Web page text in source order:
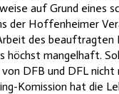
auf Grund eines
der Hoffenheimer
des beauftragten
höchst mangelhaft.
von DFB und DFL
Komission hat die